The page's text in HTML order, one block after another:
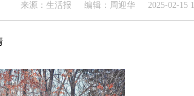
来源：生活报 编辑：周迎华 2025-02-15